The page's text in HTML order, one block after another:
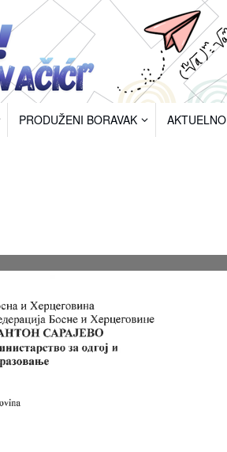
PRODUŽENI BORAVAK AKTUELNO